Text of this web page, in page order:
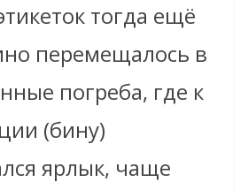
тогда ещё
перемещалось в
погреба, где к
(бину)
ярлык, чаще